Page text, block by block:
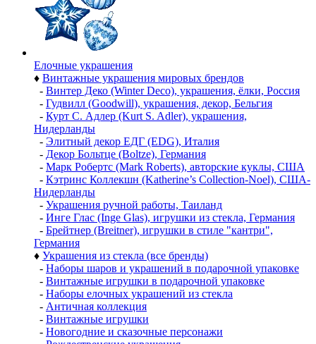
Елочные украшения
♦ Винтажные украшения мировых брендов
- Винтер Деко (Winter Deco), украшения, ёлки, Россия
- Гудвилл (Goodwill), украшения, декор, Бельгия
- Курт С. Адлер (Kurt S. Adler), украшения,
Нидерланды
- Элитный декор ЕДГ (EDG), Италия
- Декор Больтце (Boltze), Германия
- Марк Робертс (Mark Roberts), авторские куклы, США
- Кэтринс Коллекшн (Katherine’s Collection-Noel), США-
Нидерланды
- Украшения ручной работы, Таиланд
- Инге Глас (Inge Glas), игрушки из стекла, Германия
- Брейтнер (Breitner), игрушки в стиле "кантри",
Германия
♦ Украшения из стекла (все бренды)
- Наборы шаров и украшений в подарочной упаковке
- Винтажные игрушки в подарочной упаковке
- Наборы елочных украшений из стекла
- Античная коллекция
- Винтажные игрушки
- Новогодние и сказочные персонажи